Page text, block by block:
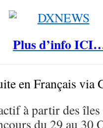
Plus d’info
en Français via
à partir des
du 29 au 30